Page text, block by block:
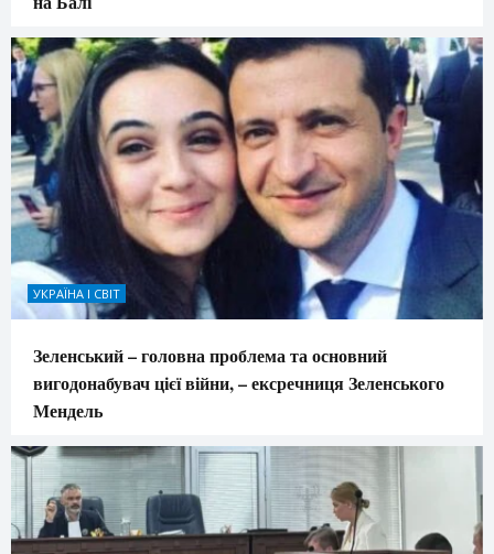
УКРАЇНА І СВІТ
Зеленський – головна проблема та основний
вигодонабувач цієї війни, – ексречниця Зеленського
Мендель